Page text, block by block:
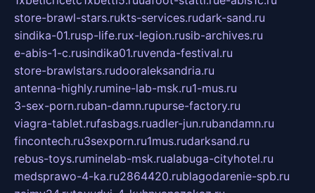
store-brawl-stars.rukts-services.rudark-sand.ru
sindika-01.rusp-life.rux-legion.rusib-archives.ru
e-abis-1-c.rusindika01.ruvenda-festival.ru
store-brawlstars.rudooraleksandria.ru
antenna-highly.rumine-lab-msk.ru1-mus.ru
3-sex-porn.ruban-damn.rupurse-factory.ru
viagra-tablet.rufasbags.ruadler-jun.rubandamn.ru
fincontech.ru3sexporn.ru1mus.rudarksand.ru
rebus-toys.ruminelab-msk.rualabuga-cityhotel.ru
medsprawo-4-ka.ru2864420.rublagodarenie-spb.ru